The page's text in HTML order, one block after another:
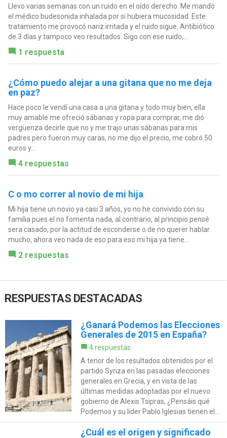
Llevo varias semanas con un ruido en el oído derecho. Me mandó
el médico budesonida inhalada por si hubiera mucosidad. Este
tratamiento me provocó nariz irritada y el ruido sigue. Antibiótico
de 3 días y tampoco veo resultados. Sigo con ese ruido,...
1 respuesta
¿Cómo puedo alejar a una gitana que no me deja
en paz?
Hace poco le vendí una casa a una gitana y todo muy bien, ella
muy amable me ofreció sábanas y ropa para comprar, me dió
vergüenza decirle que no y me trajo unas sábanas para mis
padres pero fueron muy caras, no me dijo el precio, me cobró 50
euros y...
4 respuestas
C o mo correr al novio de mi hija
Mi hija tiene un novio ya casi 3 años, yo no he convivido con su
familia pues el no fomenta nada, al contrario, al principio pensé
sera casado, por la actitud de esconderse o de no querer hablar
mucho, ahora veo nada de eso para eso mi hija ya tiene...
2 respuestas
RESPUESTAS DESTACADAS
¿Ganará Podemos las Elecciones
Generales de 2015 en España?
4 respuestas
A tenor de los resultados obtenidos por el
partido Syriza en las pasadas elecciones
generales en Grecia, y en vista de las
últimas medidas adoptadas por el nuevo
gobierno de Alexis Tsipras, ¿Pensáis qué
Podemos y su líder Pablo Iglesias tienen el...
¿Cuál es el origen y significado